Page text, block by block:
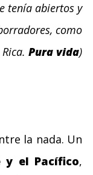
tenía abiertos y
como
Pura vida)
la nada. Un
y el Pacífico,